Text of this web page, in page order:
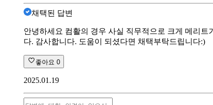
채택된 답변
안녕하세요 컴활의 경우 사실 직무적으로 크게 메리
다. 감사합니다. 도움이 되셨다면 채택부탁드립니다:)
좋아요 0
2025.01.19